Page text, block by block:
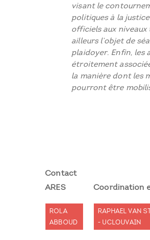
visant le
politiques à la
officiels aux
ailleurs l’objet de
plaidoyer. Enfin, les
étroitement
la manière dont les
pourront être
Contact
ARES
Coordination
ROLA
ABBOUD
RAPHAEL VAN
- UCLOUVAIN